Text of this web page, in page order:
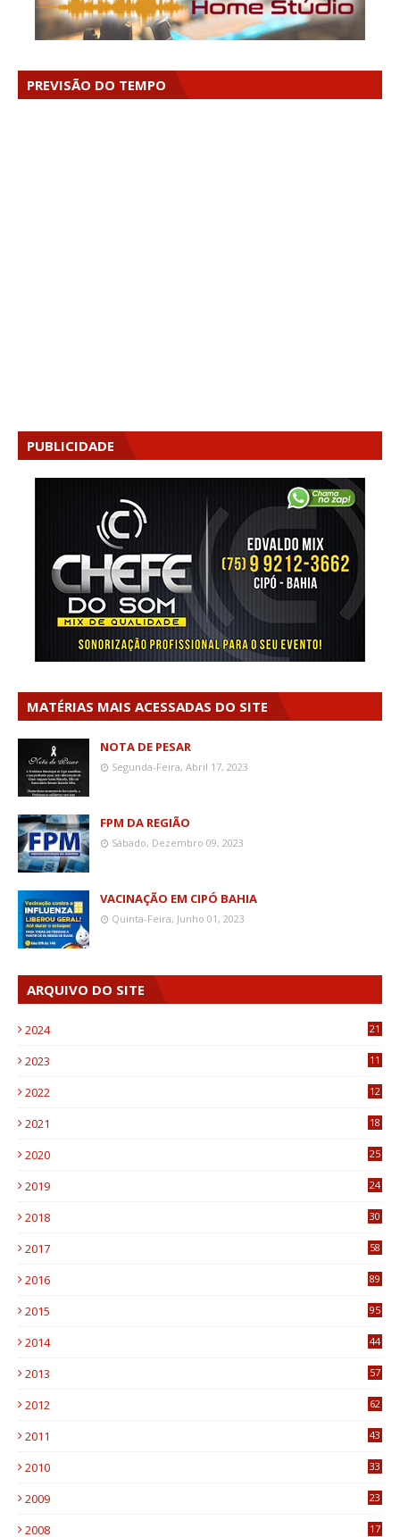
PREVISÃO DO TEMPO
PUBLICIDADE
MATÉRIAS MAIS ACESSADAS DO SITE
NOTA DE PESAR
Segunda-Feira, Abril 17, 2023
FPM DA REGIÃO
Sábado, Dezembro 09, 2023
VACINAÇÃO EM CIPÓ BAHIA
Quinta-Feira, Junho 01, 2023
ARQUIVO DO SITE
2024 21
2023
11
2022
12
2021
18
2020
25
2019
24
2018
30
2017
58
2016
89
2015
95
2014
44
2013
57
2012
62
2011
43
2010
33
2009
23
2008
17